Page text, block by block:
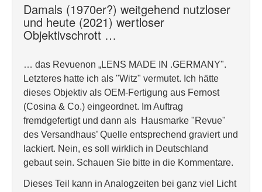
Damals (1970er?) weitgehend nutzloser
und heute (2021) wertloser
Objektivschrott …
… das Revuenon „LENS MADE IN .GERMANY".
Letzteres hatte ich als "Witz" vermutet. Ich hätte
dieses Objektiv als OEM-Fertigung aus Fernost
(Cosina & Co.) eingeordnet. Im Auftrag
fremdgefertigt und dann als Hausmarke "Revue"
des Versandhaus’ Quelle entsprechend graviert und
lackiert. Nein, es soll wirklich in Deutschland
gebaut sein. Schauen Sie bitte in die Kommentare.
Dieses Teil kann in Analogzeiten bei ganz viel Licht